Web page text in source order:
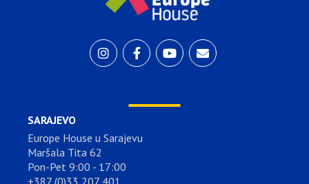
SARAJEVO
Europe House u Sarajevu
Maršala Tita 62
Pon-Pet 9:00 - 17:00